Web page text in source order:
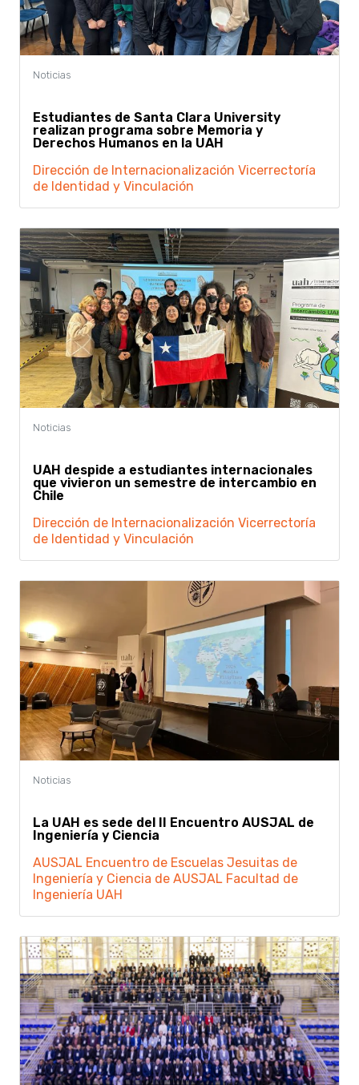
Estudiantes de Santa Clara University
realizan programa sobre Memoria y
Derechos Humanos en la UAH
Dirección de Internacionalización Vicerrectoría
de Identidad y Vinculación
UAH despide a estudiantes internacionales
que vivieron un semestre de intercambio en
Chile
Dirección de Internacionalización Vicerrectoría
de Identidad y Vinculación
La UAH es sede del II Encuentro AUSJAL de
Ingeniería y Ciencia
AUSJAL Encuentro de Escuelas Jesuitas de
Ingeniería y Ciencia de AUSJAL Facultad de
Ingeniería UAH